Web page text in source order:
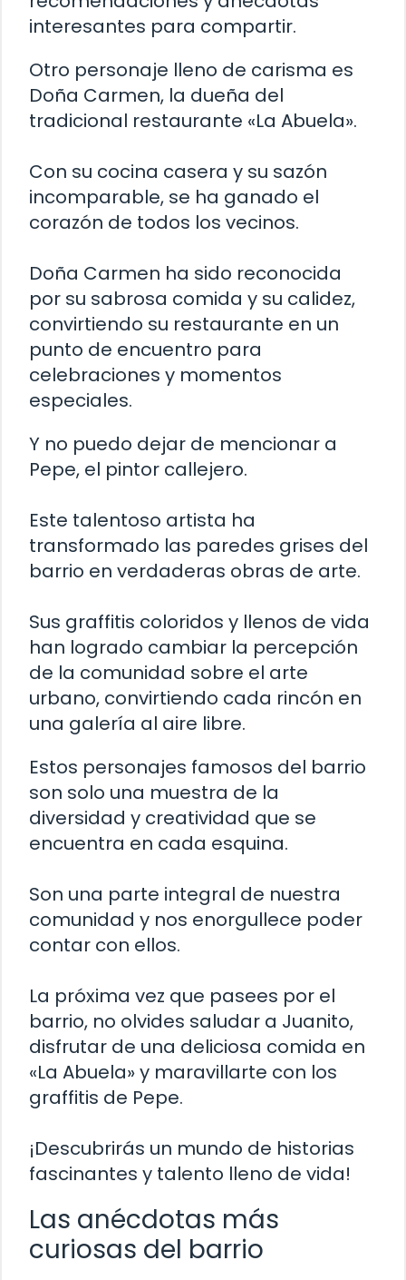
interesantes para compartir.
Otro personaje lleno de carisma es
Doña Carmen, la dueña del
tradicional restaurante «La Abuela».
Con su cocina casera y su sazón
incomparable, se ha ganado el
corazón de todos los vecinos.
Doña Carmen ha sido reconocida
por su sabrosa comida y su calidez,
convirtiendo su restaurante en un
punto de encuentro para
celebraciones y momentos
especiales.
Y no puedo dejar de mencionar a
Pepe, el pintor callejero.
Este talentoso artista ha
transformado las paredes grises del
barrio en verdaderas obras de arte.
Sus graffitis coloridos y llenos de vida
han logrado cambiar la percepción
de la comunidad sobre el arte
urbano, convirtiendo cada rincón en
una galería al aire libre.
Estos personajes famosos del barrio
son solo una muestra de la
diversidad y creatividad que se
encuentra en cada esquina.
Son una parte integral de nuestra
comunidad y nos enorgullece poder
contar con ellos.
La próxima vez que pasees por el
barrio, no olvides saludar a Juanito,
disfrutar de una deliciosa comida en
«La Abuela» y maravillarte con los
graffitis de Pepe.
¡Descubrirás un mundo de historias
fascinantes y talento lleno de vida!
Las anécdotas más
curiosas del barrio